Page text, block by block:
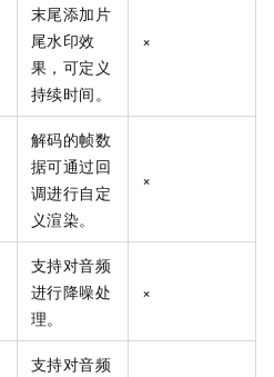
末尾添加片
尾水印效
果，可定义
持续时间。
×
解码的帧数
据可通过回
调进行自定
义渲染。
×
支持对音频
进行降噪处
理。
×
支持对音频